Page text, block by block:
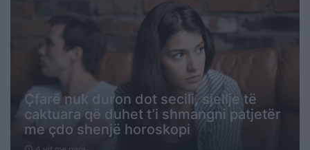
Çfarë nuk duron dot secili, sjellje të
caktuara që duhet t’i shmangni patjetër
me çdo shenjë horoskopi